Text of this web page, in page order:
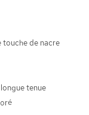
touche de nacre
tenue